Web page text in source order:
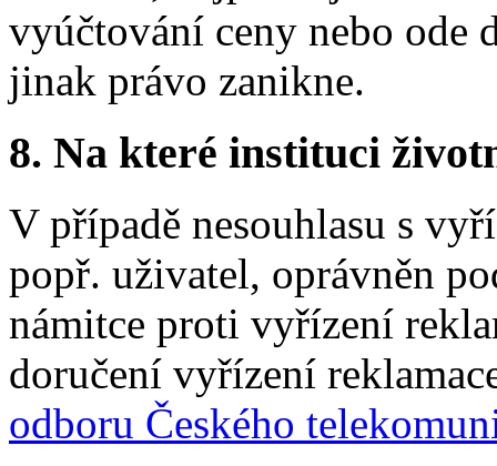
vyúčtování ceny nebo ode
jinak právo zanikne.
8. Na které instituci
V případě nesouhlasu s
popř. uživatel, oprávněn
námitce proti vyřízení
doručení vyřízení
odboru Českého